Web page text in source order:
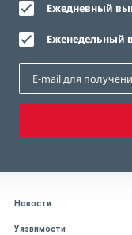
Ежедневный
Еженедельный
Новости
Уязвимости